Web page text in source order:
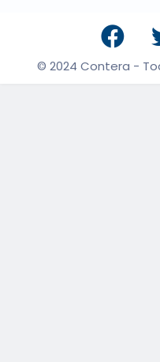
© 2024 Contera -